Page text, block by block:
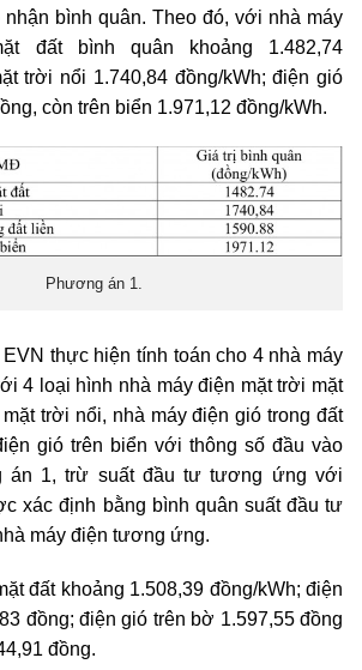
bình quân. Theo đó, với nhà máy
đất bình quân khoảng 1.482,74
trời nổi 1.740,84 đồng/kWh; điện gió
còn trên biển 1.971,12 đồng/kWh.
Phương án 1.
thực hiện tính toán cho 4 nhà máy
4 loại hình nhà máy điện mặt trời mặt
trời nổi, nhà máy điện gió trong đất
gió trên biển với thông số đầu vào
án 1, trừ suất đầu tư tương ứng với
xác định bằng bình quân suất đầu tư
máy điện tương ứng.
đất khoảng 1.508,39 đồng/kWh; điện
đồng; điện gió trên bờ 1.597,55 đồng
đồng.